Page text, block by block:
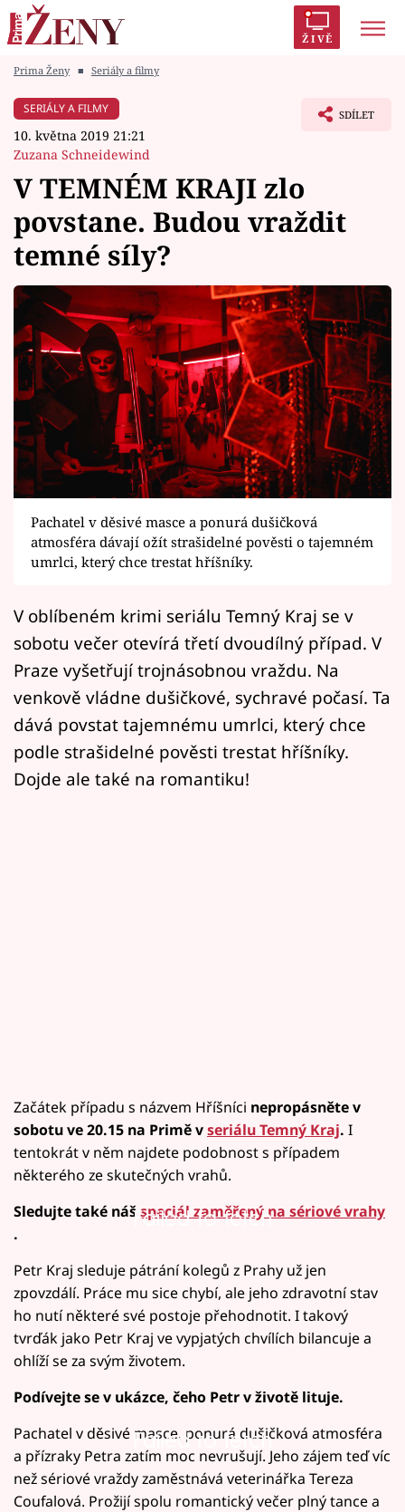
ŽIVĚ
Módní alarm
Témata
Celebrity
Vztahy
Seriály
Horoskopy
Sledujte prima+
Filmový festival Karlovy Vary
Pořady
Přihlášení
Sledujte nás
Prima Ženy ■ Seriály a filmy
SERIÁLY A FILMY
10. května 2019 21:21
Zuzana Schneidewind
SDÍLET
V TEMNÉM KRAJI zlo
povstane. Budou vraždit
temné síly?
Pachatel v děsivé masce a ponurá dušičková
atmosféra dávají ožít strašidelné pověsti o tajemném
umrlci, který chce trestat hříšníky.
V oblíbeném krimi seriálu Temný Kraj se v
sobotu večer otevírá třetí dvoudílný případ. V
Praze vyšetřují trojnásobnou vraždu. Na
venkově vládne dušičkové, sychravé počasí. Ta
dává povstat tajemnému umrlci, který chce
podle strašidelné pověsti trestat hříšníky.
Dojde ale také na romantiku!
Začátek případu s názvem Hříšníci nepropásněte v
sobotu ve 20.15 na Primě vseriálu Temný Kraj. I
tentokrát v něm najdete podobnost s případem
některého ze skutečných vrahů.
Failed to fetch
Sledujte také nášspeciál zaměřený na sériové vrahy
.
Petr Kraj sleduje pátrání kolegů z Prahy už jen
zpovzdálí. Práce mu sice chybí, ale jeho zdravotní stav
ho nutí některé své postoje přehodnotit. I takový
tvrďák jako Petr Kraj ve vypjatých chvílích bilancuje a
ohlíží se za svým životem.
Podívejte se v ukázce, čeho Petr v životě lituje.
Failed to fetch
Pachatel v děsivé masce, ponurá dušičková atmosféra
a přízraky Petra zatím moc nevrušují. Jeho zájem teď víc
než sériové vraždy zaměstnává veterinářka Tereza
Coufalová. Prožijí spolu romantický večer plný tance a